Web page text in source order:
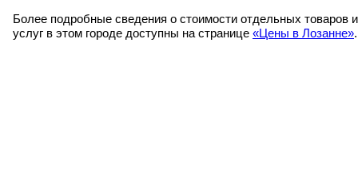
Более подробные сведения о стоимости отдельных товаров и
услуг в этом городе доступны на странице «Цены в Лозанне».